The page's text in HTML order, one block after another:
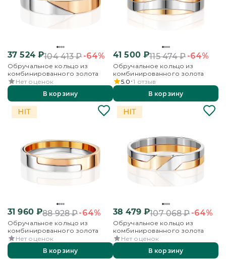
37 524₽104 413₽-64%
Обручальное кольцо из
комбинированного золота
Нет оценок
В корзину
41 500₽115 474₽-64%
Обручальное кольцо из
комбинированного золота
5.0 1 отзыв
В корзину
31 960₽88 928₽-64%
Обручальное кольцо из
комбинированного золота
Нет оценок
В корзину
38 479₽107 068₽-64%
Обручальное кольцо из
комбинированного золота
Нет оценок
В корзину